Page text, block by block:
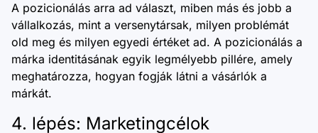
A pozicionálás arra ad választ, miben más és jobb a
vállalkozás, mint a versenytársak, milyen problémát
old meg és milyen egyedi értéket ad. A pozicionálás a
márka identitásának egyik legmélyebb pillére, amely
meghatározza, hogyan fogják látni a vásárlók a
márkát.
4. lépés: Marketingcélok